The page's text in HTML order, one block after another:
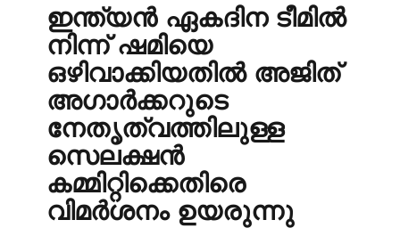
ഇന്ത്യൻ ഏകദിന ടീമിൽ
നിന്ന് ഷമിയെ
ഒഴിവാക്കിയതിൽ അജിത്
അഗാർക്കറുടെ
നേതൃത്വത്തിലുള്ള
സെലക്ഷൻ
കമ്മിറ്റിക്കെതിരെ
വിമർശനം ഉയരുന്നു